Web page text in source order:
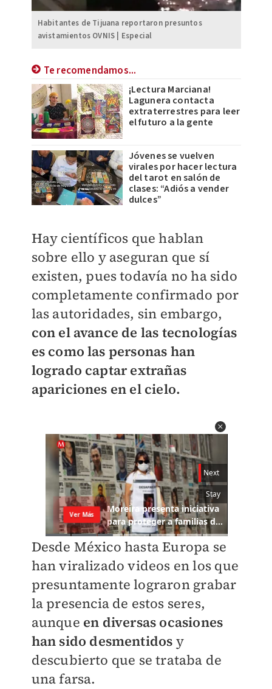
Habitantes de Tijuana reportaron presuntos
avistamientos OVNIS | Especial
Te recomendamos...
¡Lectura Marciana!
Lagunera contacta
extraterrestres para leer
el futuro a la gente
Jóvenes se vuelven
virales por hacer lectura
del tarot en salón de
clases: “Adiós a vender
dulces”
Hay científicos que hablan
sobre ello y aseguran que sí
existen, pues todavía no ha sido
completamente confirmado por
las autoridades, sin embargo,
con el avance de las tecnologías
es como las personas han
logrado captar extrañas
apariciones en el cielo.
Desde México hasta Europa se
han viralizado videos en los que
presuntamente lograron grabar
la presencia de estos seres,
aunque en diversas ocasiones
han sido desmentidos y
descubierto que se trataba de
una farsa.